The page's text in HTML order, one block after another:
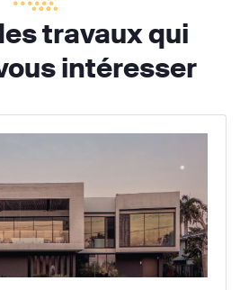
travaux qui
intéresser